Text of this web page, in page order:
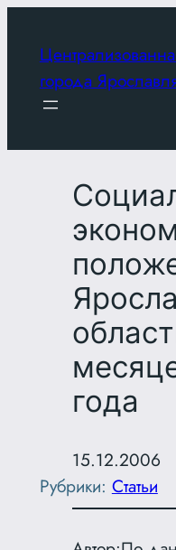
содержимому
города
года
15.12.2006
Рубрики: Статьи